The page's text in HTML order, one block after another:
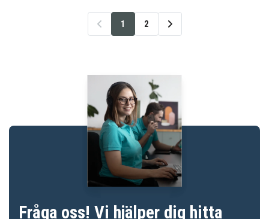
1 2
Fråga oss! Vi hjälper dig hitta